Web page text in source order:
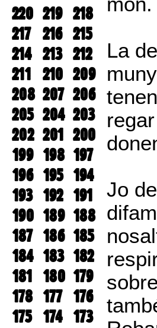
220 219 218
217 216 215
214 213 212
211 210 209
208 207 206
205 204 203
202 201 200
199 198 197
196 195 194
193 192 191
190 189 188
187 186 185
184 183 182
181 180 179
178 177 176
175 174 173
La
Jo